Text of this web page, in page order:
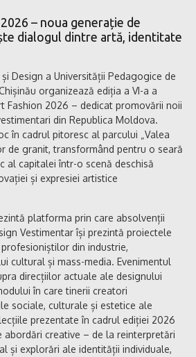
– noua generație de
dialogul dintre artă, identitate
Design a Universității Pedagogice de
organizează ediția a VI-a a
Fashion 2026 – dedicat promovării noii
din Republica Moldova.
în cadrul pitoresc al parcului „Valea
de granit, transformând pentru o seară
al capitalei într-o scenă deschisă
și expresiei artistice
platforma prin care absolvenții
Vestimentar își prezintă proiectele
din industrie,
cultural și mass-media. Evenimentul
direcțiilor actuale ale designului
în care tinerii creatori
sociale, culturale și estetice ale
prezentate în cadrul ediției 2026
abordări creative – de la reinterpretări
și explorări ale identității individuale,